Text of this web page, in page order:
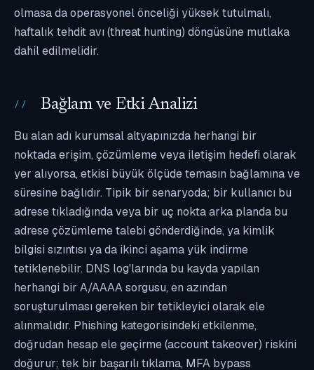
olmasa da operasyonel önceliği yüksek tutulmalı,
haftalık tehdit avı (threat hunting) döngüsüne mutlaka
dahil edilmelidir.
Bağlam ve Etki Analizi
Bu alan adı kurumsal altyapınızda herhangi bir
noktada erişim, çözümleme veya iletişim hedefi olarak
yer alıyorsa, etkisi büyük ölçüde temasın bağlamına ve
süresine bağlıdır. Tipik bir senaryoda; bir kullanıcı bu
adrese tıkladığında veya bir uç nokta arka planda bu
adrese çözümleme talebi gönderdiğinde, ya kimlik
bilgisi sızıntısı ya da ikinci aşama yük indirme
tetiklenebilir. DNS log'larında bu kayda yapılan
herhangi bir A/AAAA sorgusu, en azından
soruşturulması gereken bir tetikleyici olarak ele
alınmalıdır. Phishing kategorisindeki etkilenme,
doğrudan hesap ele geçirme (account takeover) riskini
doğurur; tek bir başarılı tıklama, MFA bypass